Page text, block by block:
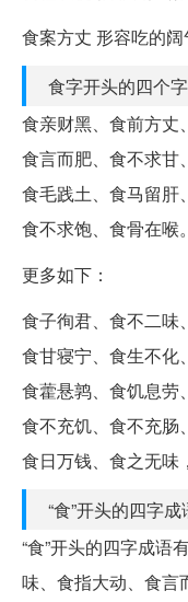
食案方丈 形容吃的阔
食字开头的四个
食亲财黑、食前方丈
食言而肥、食不求甘
食毛践土、食马留肝
食不求饱、食骨在喉。
更多如下：
食子徇君、食不二味
食甘寝宁、食生不化
食藿悬鹑、食饥息劳
食不充饥、食不充肠
食日万钱、食之无味
“食”开头的四字成
“食”开头的四字成语
味、食指大动、食言